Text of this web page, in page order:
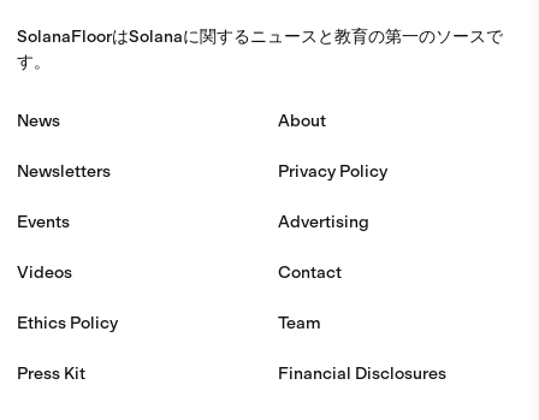
SolanaFloorはSolanaに関するニュースと教育の第一のソースで
す。
News
Newsletters
Events
Videos
Ethics Policy
Press Kit
About
Privacy Policy
Advertising
Contact
Team
Financial Disclosures